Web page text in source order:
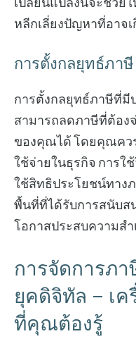
หลีกเลี่ยงปัญหาที่อาจ
การตั้งกลยุทธ์ภาษี
การตั้งกลยุทธ์ภาษีที่
สามารถลดภาษีที่ต้อง
ของคุณได้ โดยคุณคว
ใช้จ่ายในธุรกิจ การใ
ใช้สิทธิประโยชน์ทาง
พื้นที่ที่ได้รับการสนับ
โอกาสประสบความส
การจัดการภ
ยุคดิจิทัล – เ
ที่คุณต้องรู้